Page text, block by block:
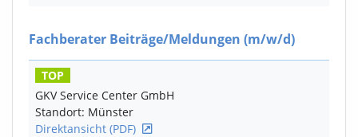
Fachberater Beiträge/Meldungen (m/w/d)
TOP
GKV Service Center GmbH
Standort: Münster
Direktansicht (PDF)